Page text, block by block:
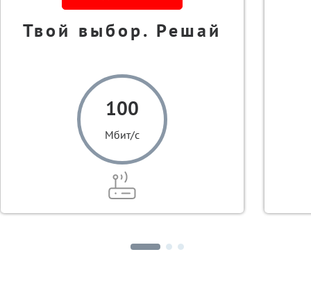
Твой выбор. Решай
100
Мбит/с